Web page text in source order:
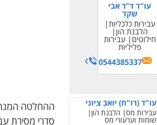
עו"ד ד"ר אבי
שקד
עבירות כלכליות
הלבנת הון
חילוטים עבירות
פליליות
0544385337
עו"ד (רו"ח) יואב ציוני
עבירות מס הלבנת הון
שומות וערעורי מס
ההחלטה
סדרי מסירת